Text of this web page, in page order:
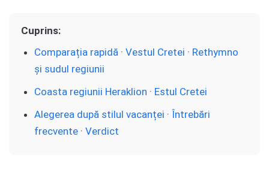
Cuprins:
Comparația rapidă ·Vestul Cretei · Rethymno
și sudul regiunii
Coasta regiunii Heraklion · Estul Cretei
Alegerea după stilul vacanței · Întrebări
frecvente ·Verdict